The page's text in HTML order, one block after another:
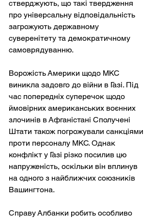
стверджують, що такі твердження
про універсальну відповідальність
загрожують державному
суверенітету та демократичному
самоврядуванню.
Ворожість Америки щодо МКС
виникла задовго до війни в Газі. Під
час попередніх суперечок щодо
ймовірних американських воєнних
злочинів в Афганістані Сполучені
Штати також погрожували санкціями
проти персоналу МКС. Однак
конфлікт у Газі різко посилив цю
напруженість, оскільки він вплинув
на одного з найближчих союзників
Вашингтона.
Справу Албанки робить особливо